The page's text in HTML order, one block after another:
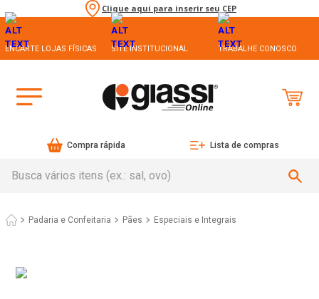
Clique aqui para inserir seu CEP
ENCARTE LOJAS FÍSICAS SITE INSTITUCIONAL TRABALHE CONOSCO
Compra rápida Lista de compras
Padaria e Confeitaria Pães Especiais e Integrais